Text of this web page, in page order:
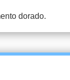
dorado.